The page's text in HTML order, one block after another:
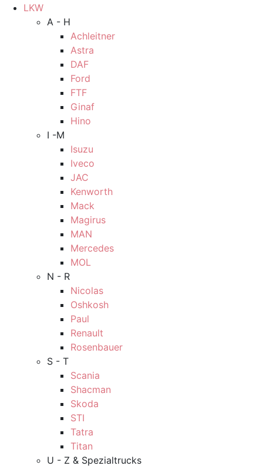
LKW
A - H
Achleitner
Astra
DAF
Ford
FTF
Ginaf
Hino
I -M
Isuzu
Iveco
JAC
Kenworth
Mack
Magirus
MAN
Mercedes
MOL
N - R
Nicolas
Oshkosh
Paul
Renault
Rosenbauer
S - T
Scania
Shacman
Skoda
STI
Tatra
Titan
U - Z & Spezialtrucks